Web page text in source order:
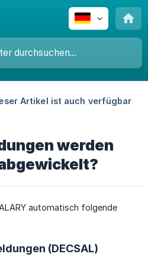
Artikel ist auch verfügbar
werden
automatisch folgende
(DECSAL)